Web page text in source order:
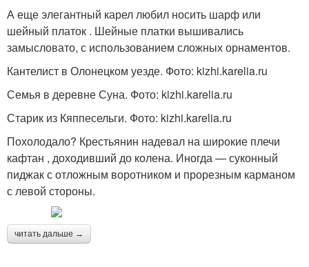
А еще элегантный карел любил носить шарф или
шейный платок . Шейные платки вышивались
замысловато, с использованием сложных орнаментов.
Кантелист в Олонецком уезде. Фото: kizhi.karelia.ru
Семья в деревне Суна. Фото: kizhi.karelia.ru
Старик из Кяппесельги. Фото: kizhi.karelia.ru
Похолодало? Крестьянин надевал на широкие плечи
кафтан , доходивший до колена. Иногда — суконный
пиджак с отложным воротником и прорезным карманом
с левой стороны.
читать дальше →